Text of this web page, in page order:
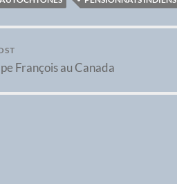
François au Canada